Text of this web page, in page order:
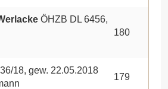
ÖHZB DL 6456,
180
18, gew. 22.05.2018
179